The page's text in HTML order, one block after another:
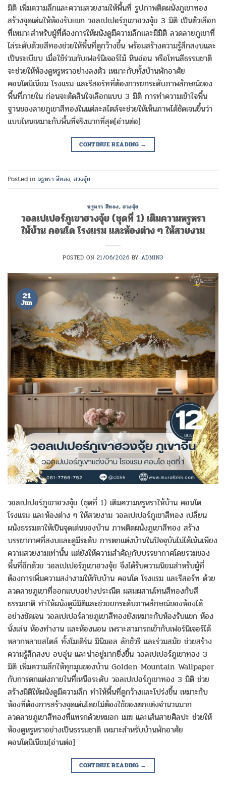
มิติ เพิ่มความลึกและความสวยงามให้พื้นที่ รูปภาพติดผนังภูเขาทอง
สร้างจุดเด่นให้ห้องรับแขก วอลเปเปอร์ภูเขาฮวงจุ้ย 3 มิติ เป็นตัวเลือก
ที่เหมาะสำหรับผู้ที่ต้องการให้ผนังดูมีความลึกและมีมิติ ลวดลายภูเขาที่
ไล่ระดับด้วยสีทองช่วยให้พื้นที่ดูกว้างขึ้น พร้อมสร้างความรู้สึกสงบและ
เป็นระเบียบ เมื่อใช้ร่วมกับเฟอร์นิเจอร์ไม้ หินอ่อน หรือโทนสีธรรมชาติ
จะช่วยให้ห้องดูหรูหราอย่างลงตัว เหมาะกับทั้งบ้านพักอาศัย
คอนโดมิเนียม โรงแรม และรีสอร์ทที่ต้องการยกระดับภาพลักษณ์ของ
พื้นที่ภายใน ก่อนจะตัดสินใจเลือกแบบ 3 มิติ การทำความเข้าใจพื้น
ฐานของลายภูเขาสีทองในแต่ละสไตล์จะช่วยให้เห็นภาพได้ชัดเจนขึ้นว่า
แบบไหนเหมาะกับพื้นที่จริงมากที่สุด[อ่านต่อ]
CONTINUE READING →
Posted in หรูหรา สีทอง, ฮวงจุ้ย
หรูหรา สีทอง, ฮวงจุ้ย
วอลเปเปอร์ภูเขาฮวงจุ้ย (ชุดที่ 1) เติมความหรูหรา
ให้บ้าน คอนโด โรงแรม และห้องต่าง ๆ ให้สวยงาม
POSTED ON 21/06/2026 BY ADMIN3
21
Jun
วอลเปเปอร์ภูเขาฮวงจุ้ย (ชุดที่ 1) เติมความหรูหราให้บ้าน คอนโด
โรงแรม และห้องต่าง ๆ ให้สวยงาม วอลเปเปอร์ภูเขาสีทอง เปลี่ยน
ผนังธรรมดาให้เป็นจุดเด่นของบ้าน ภาพติดผนังภูเขาสีทอง สร้าง
บรรยากาศที่สงบและดูมีระดับ การตกแต่งบ้านในปัจจุบันไม่ได้เน้นเพียง
ความสวยงามเท่านั้น แต่ยังให้ความสำคัญกับบรรยากาศโดยรวมของ
พื้นที่อีกด้วย วอลเปเปอร์ภูเขาฮวงจุ้ย จึงได้รับความนิยมสำหรับผู้ที่
ต้องการเพิ่มความสง่างามให้กับบ้าน คอนโด โรงแรม และรีสอร์ท ด้วย
ลวดลายภูเขาที่ออกแบบอย่างประณีต ผสมผสานโทนสีทองกับสี
ธรรมชาติ ทำให้ผนังดูมีมิติและช่วยยกระดับภาพลักษณ์ของห้องได้
อย่างชัดเจน วอลเปเปอร์ลายภูเขาสีทองยังเหมาะกับห้องรับแขก ห้อง
นั่งเล่น ห้องทำงาน และห้องนอน เพราะสามารถเข้ากับเฟอร์นิเจอร์ได้
หลากหลายสไตล์ ทั้งโมเดิร์น มินิมอล ลักชัวรี และร่วมสมัย ช่วยสร้าง
ความรู้สึกสงบ อบอุ่น และน่าอยู่มากยิ่งขึ้น วอลเปเปอร์ภูเขาทอง 3
มิติ เพิ่มความลึกให้ทุกมุมของบ้าน Golden Mountain Wallpaper
กับการตกแต่งภายในที่เหนือระดับ วอลเปเปอร์ภูเขาทอง 3 มิติ ช่วย
สร้างมิติให้ผนังดูมีความลึก ทำให้พื้นที่ดูกว้างและโปร่งขึ้น เหมาะกับ
ห้องที่ต้องการสร้างจุดเด่นโดยไม่ต้องใช้ของตกแต่งจำนวนมาก
ลวดลายภูเขาสีทองที่แทรกด้วยหมอก เมฆ และเส้นสายศิลปะ ช่วยให้
ห้องดูหรูหราอย่างเป็นธรรมชาติ เหมาะสำหรับบ้านพักอาศัย
คอนโดมิเนียม[อ่านต่อ]
CONTINUE READING →